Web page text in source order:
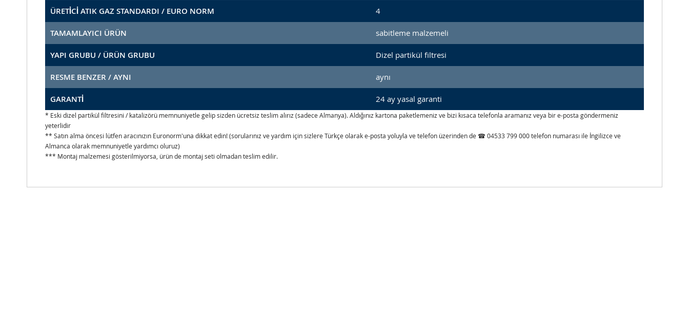
ÜRETİCİ ATIK GAZ STANDARDI / EURO NORM 4
TAMAMLAYICI ÜRÜN sabitleme malzemeli
YAPI GRUBU / ÜRÜN GRUBU Dizel partikül filtresi
RESME BENZER / AYNI aynı
GARANTİ 24 ay yasal garanti
* Eski dizel partikül filtresini / katalizörü memnuniyetle gelip sizden ücretsiz teslim alırız (sadece Almanya). Aldığınız kartona paketlemeniz ve bizi kısaca telefonla aramanız veya bir e-posta göndermeniz
yeterlidir
** Satın alma öncesi lütfen aracınızın Euronorm'una dikkat edin! (sorularınız ve yardım için sizlere Türkçe olarak e-posta yoluyla ve telefon üzerinden de ☎ 04533 799 000 telefon numarası ile İngilizce ve
Almanca olarak memnuniyetle yardımcı oluruz)
*** Montaj malzemesi gösterilmiyorsa, ürün de montaj seti olmadan teslim edilir.